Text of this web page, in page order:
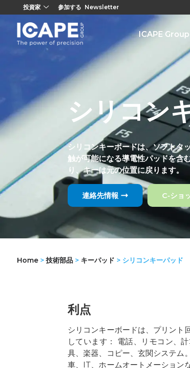
投資家 参加する Newsletter
ICAPE Group
シリコン
シリコンキーボードは、ソフトタ
触が可能になる導電性パッドを含
り、キーは元の位置に戻ります。
連絡先情報 C-ショ
Home > 技術部品 > キーパッド > シリコンキーパッド
利点
シリコンキーボードは、プリント
しています： 電話、リモコン、
具、楽器、コピー、玄関システム
車、IT、ホームオートメーション